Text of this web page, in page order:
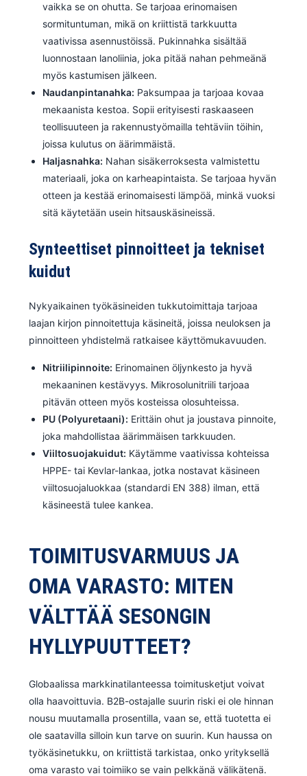
vaikka se on ohutta. Se tarjoaa erinomaisen
sormituntuman, mikä on kriittistä tarkkuutta
vaativissa asennustöissä. Pukinnahka sisältää
luonnostaan lanoliinia, joka pitää nahan pehmeänä
myös kastumisen jälkeen.
Naudanpintanahka: Paksumpaa ja tarjoaa kovaa
mekaanista kestoa. Sopii erityisesti raskaaseen
teollisuuteen ja rakennustyömailla tehtäviin töihin,
joissa kulutus on äärimmäistä.
Haljasnahka: Nahan sisäkerroksesta valmistettu
materiaali, joka on karheapintaista. Se tarjoaa hyvän
otteen ja kestää erinomaisesti lämpöä, minkä vuoksi
sitä käytetään usein hitsauskäsineissä.
Synteettiset pinnoitteet ja tekniset
kuidut
Nykyaikainen työkäsineiden tukkutoimittaja tarjoaa
laajan kirjon pinnoitettuja käsineitä, joissa neuloksen ja
pinnoitteen yhdistelmä ratkaisee käyttömukavuuden.
Nitriilipinnoite: Erinomainen öljynkesto ja hyvä
mekaaninen kestävyys. Mikrosolunitriili tarjoaa
pitävän otteen myös kosteissa olosuhteissa.
PU (Polyuretaani): Erittäin ohut ja joustava pinnoite,
joka mahdollistaa äärimmäisen tarkkuuden.
Viiltosuojakuidut: Käytämme vaativissa kohteissa
HPPE- tai Kevlar-lankaa, jotka nostavat käsineen
viiltosuojaluokkaa (standardi EN 388) ilman, että
käsineestä tulee kankea.
TOIMITUSVARMUUS JA
OMA VARASTO: MITEN
VÄLTTÄÄ SESONGIN
HYLLYPUUTTEET?
Globaalissa markkinatilanteessa toimitusketjut voivat
olla haavoittuvia. B2B-ostajalle suurin riski ei ole hinnan
nousu muutamalla prosentilla, vaan se, että tuotetta ei
ole saatavilla silloin kun tarve on suurin. Kun haussa on
työkäsinetukku, on kriittistä tarkistaa, onko yrityksellä
oma varasto vai toimiiko se vain pelkkänä välikätenä.